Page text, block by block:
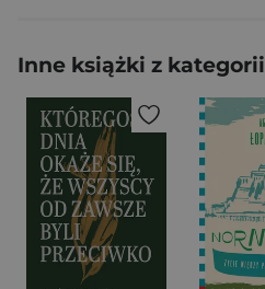
Inne książki z kategorii